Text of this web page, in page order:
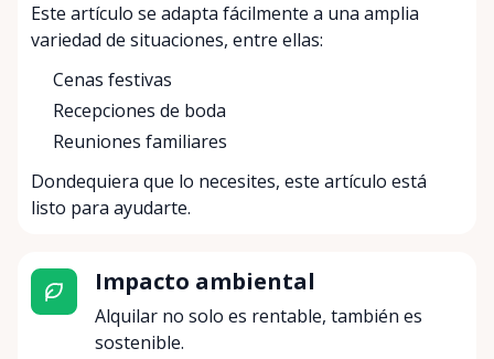
Este artículo se adapta fácilmente a una amplia
variedad de situaciones, entre ellas:
Cenas festivas
Recepciones de boda
Reuniones familiares
Dondequiera que lo necesites, este artículo está
listo para ayudarte.
Impacto ambiental
Alquilar no solo es rentable, también es
sostenible.